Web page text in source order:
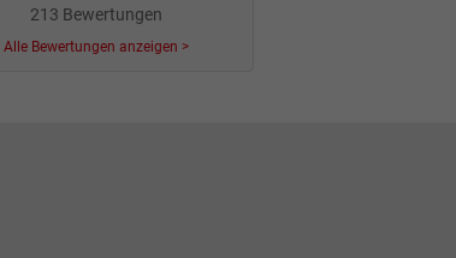
213 Bewertungen
Alle Bewertungen anzeigen >